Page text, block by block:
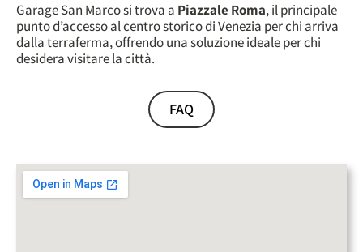
Garage San Marco si trova a Piazzale Roma, il principale
punto d’accesso al centro storico di Venezia per chi arriva
dalla terraferma, offrendo una soluzione ideale per chi
desidera visitare la città.
FAQ